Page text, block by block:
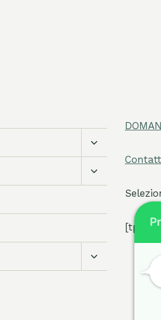
Attiva/disattiva
Attiva/
Attiva/
[tpe